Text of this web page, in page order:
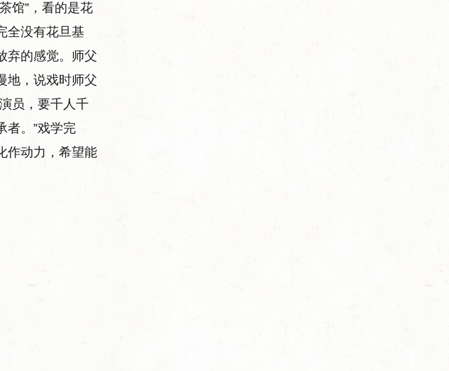
馆”，看的是花
全没有花旦基
弃的感觉。师父
地，说戏时师父
员，要千人千
者。”戏学完
作动力，希望能